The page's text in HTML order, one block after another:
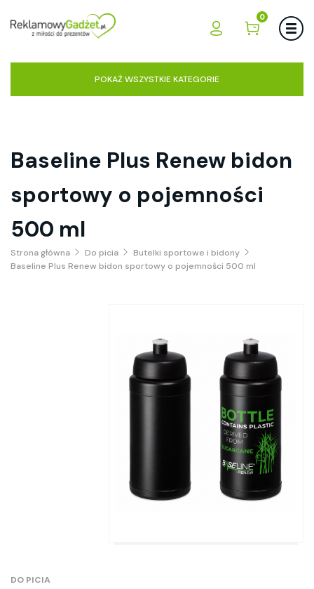
0
POKAŻ WSZYSTKIE KATEGORIE
Baseline Plus Renew bidon
sportowy o pojemności
500 ml
Strona główna Do picia
Butelki sportowe i bidony
Baseline Plus Renew bidon sportowy o pojemności 500 ml
DO PICIA